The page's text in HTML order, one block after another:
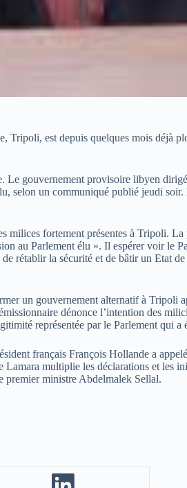
est depuis quelques mois déjà
gouvernement provisoire libyen
selon un communiqué publié jeudi
fortement présentes à Tripoli.
au Parlement élu ». Il espérer voir le
rétablir la sécurité et de bâtir un Etat
un gouvernement alternatif à
dénonce l’intention des
représentée par le Parlement qui
français François Hollande a
multiplie les déclarations et
premier ministre Abdelmalek Sellal.